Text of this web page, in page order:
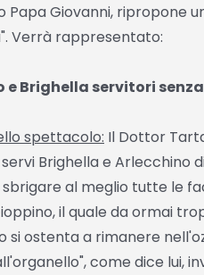
Papa Giovanni, ripropone
Verrà rappresentato:
e Brighella servitori
spettacolo: Il Dottor
Brighella e Arlecchino
sbrigare al meglio tutte le
il quale da ormai
si ostenta a rimanere
come dice lui,